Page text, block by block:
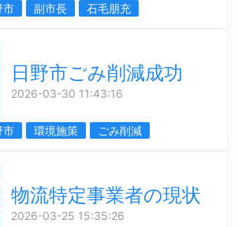
市 副市長 石毛朋充
日野市ごみ削減成功
2026-03-30 11:43:16
市 環境施策 ごみ削減
物流特定事業者の現状
2026-03-25 15:35:26